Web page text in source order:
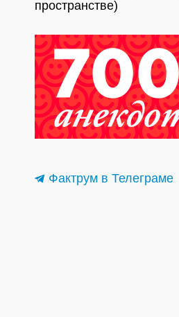
пространстве)
Фактрум в Телеграме